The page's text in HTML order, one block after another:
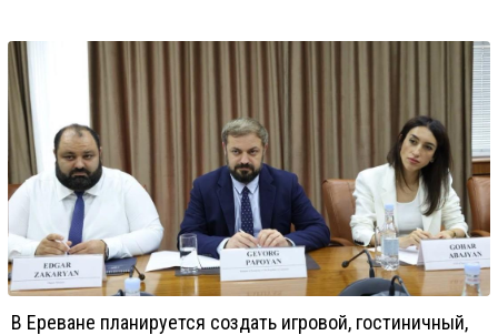
В Ереване планируется создать игровой, гостиничный,